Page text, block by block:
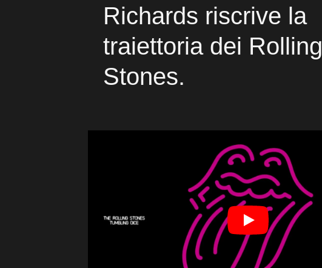
Richards riscrive la
traiettoria dei Rolling
Stones.